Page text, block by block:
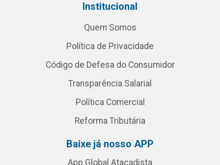
Institucional
Quem Somos
Política de Privacidade
Código de Defesa do Consumidor
Transparência Salarial
Política Comercial
Reforma Tributária
Baixe já nosso APP
App Global Atacadista